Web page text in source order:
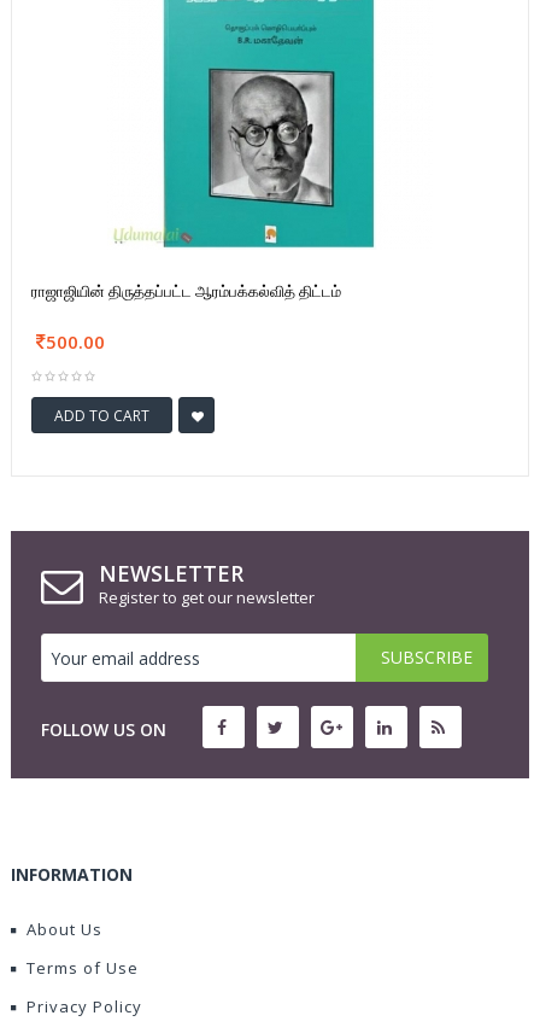
ராஜாஜியின் திருத்தப்பட்ட ஆரம்பக்கல்வித் திட்டம்
500.00
ADD TO CART
NEWSLETTER
Register to get our newsletter
FOLLOW US ON
INFORMATION
About Us
Terms of Use
Privacy Policy